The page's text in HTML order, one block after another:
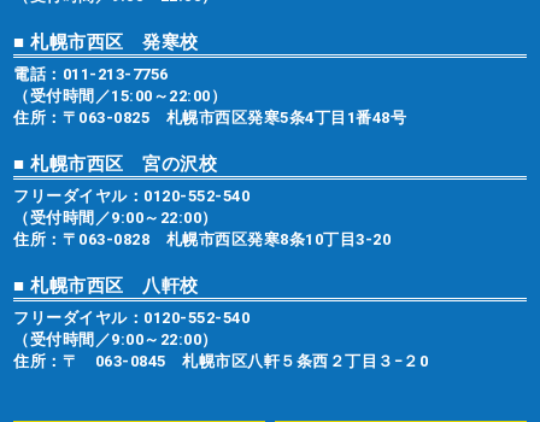
■ 札幌市西区 発寒校
電話： 011-213-7756
（受付時間／15:00～22:00）
住所：〒063-0825 札幌市西区発寒5条4丁目1番48号
■ 札幌市西区 宮の沢校
フリーダイヤル： 0120-552-540
（受付時間／9:00～22:00）
住所：〒063-0828 札幌市西区発寒8条10丁目3-20
■ 札幌市西区 八軒校
フリーダイヤル： 0120-552-540
（受付時間／9:00～22:00）
住所：〒 063-0845 札幌市区八軒５条西２丁目３−２0